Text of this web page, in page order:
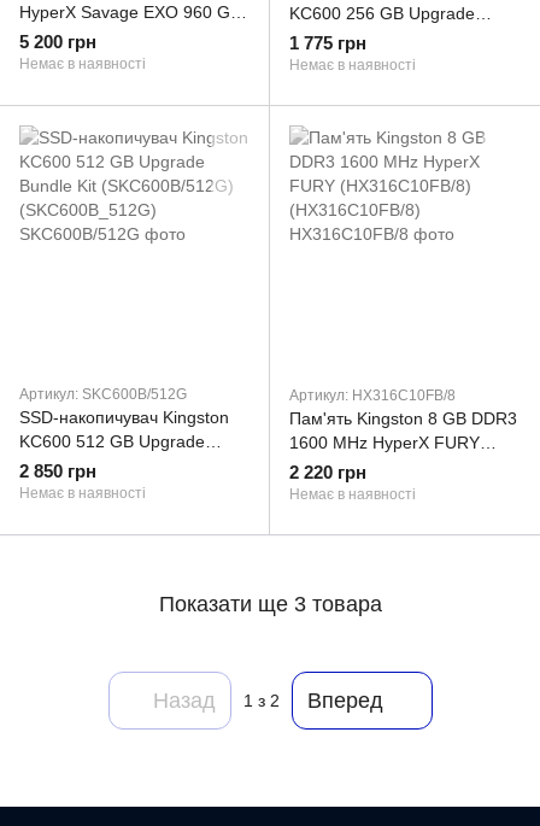
HyperX Savage EXO 960 GB
(SHSX100/960G)
(SHSX100_960G)
5 200 грн
Немає в наявності
KC600 256 GB Upgrade
Bundle Kit (SKC600B/256G)
(SKC600B_256G)
1 775 грн
Немає в наявності
Артикул: SKC600B/512G
SSD-накопичувач Kingston
KC600 512 GB Upgrade
Bundle Kit (SKC600B/512G)
(SKC600B_512G)
2 850 грн
Немає в наявності
Артикул: HX316C10FB/8
Пам'ять Kingston 8 GB DDR3
1600 MHz HyperX FURY
(HX316C10FB/8)
(HX316C10FB/8)
2 220 грн
Немає в наявності
Показати ще 3 товара
Назад 1 з 2 Вперед